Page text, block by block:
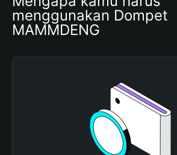
menggunakan Dompet
MAMMDENG